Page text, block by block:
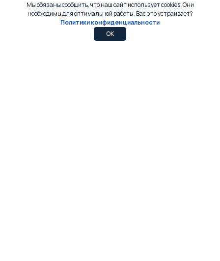
Мы обязаны сообщить, что наш сайт использует cookies. Они
необходимы для оптимальной работы. Вас это устраивает?
Политики конфиденциальности
OK